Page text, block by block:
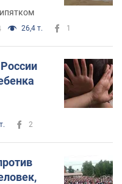
26,4 т. 1
2